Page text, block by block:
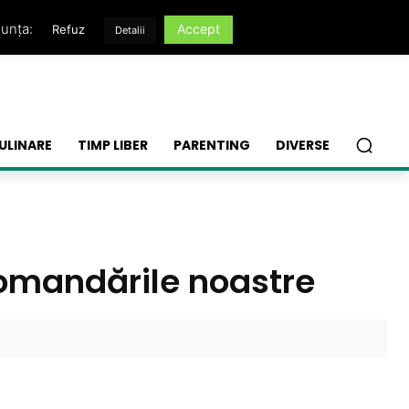
TIMP LIBER PARENTING DIVERSE
noastre
Refuz Detalii Accept